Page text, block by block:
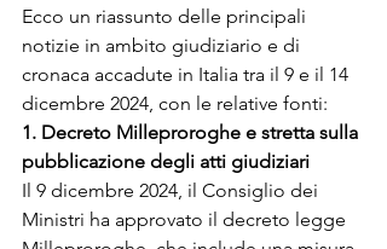
Ecco un riassunto delle principali
notizie in ambito giudiziario e di
cronaca accadute in Italia tra il 9 e il 14
dicembre 2024, con le relative fonti:
1. Decreto Milleproroghe e stretta sulla
pubblicazione degli atti giudiziari
Il 9 dicembre 2024, il Consiglio dei
Ministri ha approvato il decreto legge